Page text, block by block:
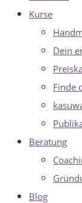
Kurse
Dein
Finde
Beratung
Blog